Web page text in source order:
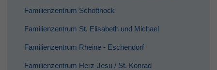
Familienzentrum Schotthock
Familienzentrum St. Elisabeth und Michael
Familienzentrum Rheine - Eschendorf
Familienzentrum Herz-Jesu / St. Konrad